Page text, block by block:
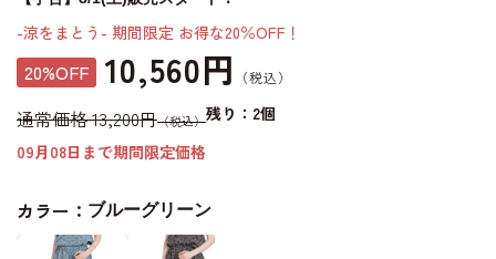
-涼をまとう- 期間限定 お得な20％OFF！
20%OFF 10,560円
通常価格 13,200円
残り：2個
09月08日まで期間限定価格
カラー： ブルーグリーン